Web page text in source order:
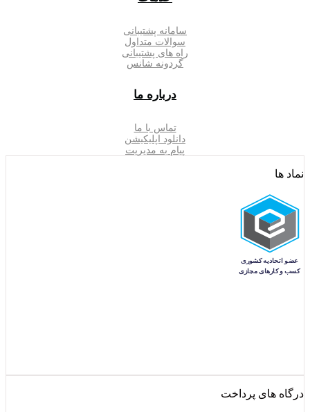
سامانه پشتیبانی
سوالات متداول
راه های پشتیبانی
گردونه شانس
درباره ما
تماس با ما
دانلود اپلیکیشن
پیام به مدیریت
نماد ها
درگاه های پرداخت